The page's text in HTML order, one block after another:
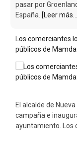
pasar por
España. [Leer
Los comerciantes
públicos de
El alcalde de
campaña e
ayuntamiento. Los